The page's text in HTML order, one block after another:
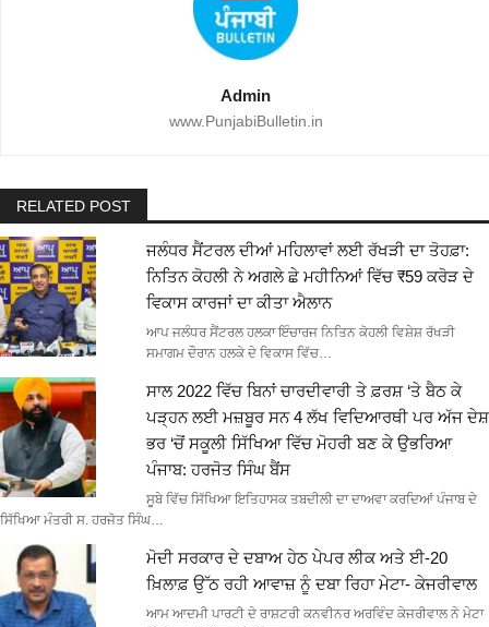
Admin
www.PunjabiBulletin.in
RELATED POST
ਜਲੰਧਰ ਸੈਂਟਰਲ ਦੀਆਂ ਮਹਿਲਾਵਾਂ ਲਈ ਰੱਖੜੀ ਦਾ ਤੋਹਫ਼ਾ:
ਨਿਤਿਨ ਕੋਹਲੀ ਨੇ ਅਗਲੇ ਛੇ ਮਹੀਨਿਆਂ ਵਿੱਚ ₹59 ਕਰੋੜ ਦੇ
ਵਿਕਾਸ ਕਾਰਜਾਂ ਦਾ ਕੀਤਾ ਐਲਾਨ
ਆਪ ਜਲੰਧਰ ਸੈਂਟਰਲ ਹਲਕਾ ਇੰਚਾਰਜ ਨਿਤਿਨ ਕੋਹਲੀ ਵਿਸ਼ੇਸ਼ ਰੱਖੜੀ
ਸਮਾਗਮ ਦੌਰਾਨ ਹਲਕੇ ਦੇ ਵਿਕਾਸ ਵਿੱਚ…
ਸਾਲ 2022 ਵਿੱਚ ਬਿਨਾਂ ਚਾਰਦੀਵਾਰੀ ਤੇ ਫ਼ਰਸ਼ ‘ਤੇ ਬੈਠ ਕੇ
ਪੜ੍ਹਨ ਲਈ ਮਜ਼ਬੂਰ ਸਨ 4 ਲੱਖ ਵਿਦਿਆਰਥੀ ਪਰ ਅੱਜ ਦੇਸ਼
ਭਰ ‘ਚੋਂ ਸਕੂਲੀ ਸਿੱਖਿਆ ਵਿੱਚ ਮੋਹਰੀ ਬਣ ਕੇ ਉਭਰਿਆ
ਪੰਜਾਬ: ਹਰਜੋਤ ਸਿੰਘ ਬੈਂਸ
ਸੂਬੇ ਵਿੱਚ ਸਿੱਖਿਆ ਇਤਿਹਾਸਕ ਤਬਦੀਲੀ ਦਾ ਦਾਅਵਾ ਕਰਦਿਆਂ ਪੰਜਾਬ ਦੇ
ਸਿੱਖਿਆ ਮੰਤਰੀ ਸ. ਹਰਜੋਤ ਸਿੰਘ…
ਮੋਦੀ ਸਰਕਾਰ ਦੇ ਦਬਾਅ ਹੇਠ ਪੇਪਰ ਲੀਕ ਅਤੇ ਈ-20
ਖ਼ਿਲਾਫ਼ ਉੱਠ ਰਹੀ ਆਵਾਜ਼ ਨੂੰ ਦਬਾ ਰਿਹਾ ਮੇਟਾ- ਕੇਜਰੀਵਾਲ
ਆਮ ਆਦਮੀ ਪਾਰਟੀ ਦੇ ਰਾਸ਼ਟਰੀ ਕਨਵੀਨਰ ਅਰਵਿੰਦ ਕੇਜਰੀਵਾਲ ਨੇ ਮੇਟਾ